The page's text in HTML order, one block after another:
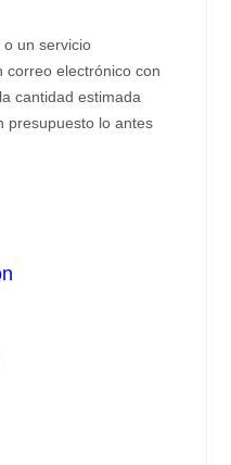
o un servicio
correo electrónico con
cantidad estimada
presupuesto lo antes